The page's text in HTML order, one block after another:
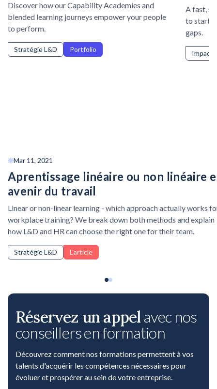
Discover how our Capability Academies and
blended learning journeys empower your people
to perform.
Stratégie L&D Portfolio
A fast,
to start
gaps.
Impact
Mar 11, 2021
Aprentissage linéaire ou non linéaire
avenir du travail
Linear or non-linear learning - which approach actually works
workplace training? We break down both methods and explain
how L&D and HR can choose the right one for their team.
Stratégie L&D L'article
Réservez un appel avec nos
conseillers en formation
Découvrez comment nos formations permettent à vos
talents d'acquérir les compétences nécessaires pour
évoluer et prospérer au sein de votre entreprise.